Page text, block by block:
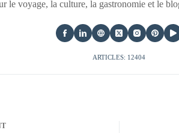
le voyage, la culture, la gastronomie et le
ARTICLES: 12404